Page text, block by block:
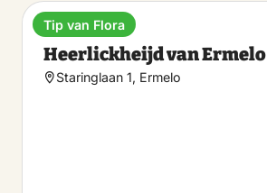
Hotel
Heerlickheijd van Ermelo
Staringlaan 1, Ermelo
Tip van Flora